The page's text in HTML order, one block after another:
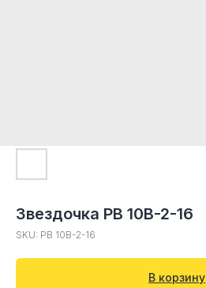
Звездочка PB 10B-2-16
SKU: PB 10B-2-16
В корзину